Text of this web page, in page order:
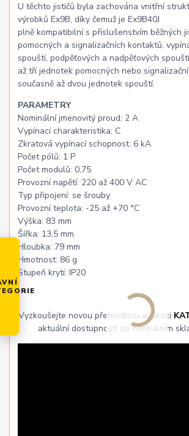
U těchto jističů byla zachována vnitřní
výrobků Ex9B, díky čemuž je Ex9B40J
plně kompatibilní s příslušenstvím běžných
pomocných a signalizačních kontaktů,
spouští, podpěťových a nadpěťových
až tří jednotek pomocných nebo
současně až dvou jednotek spouští.
PARAMETRY
Nominální jmenovitý proud: 2 A
Vypínací charakteristika: C
Zkratová vypínací schopnost: 6 kA
Počet pólů: 1 P
Počet modulů: 0,75
Provozní napětí: 220 až 400 V AC
Typ připojení: se šrouby
Provozní teplota: -25 až +70 °C
Výška: 83 mm
Šířka: 13,5 mm
Hloubka: 79 mm
Hmotnost: 86 g
Stupeň krytí: IP20
Vyzkoušejte novou přehlednou aplikaci
aktuální dostupností na centrálním